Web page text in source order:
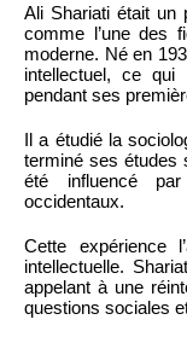
Ali Shariati était un
comme l’une des
moderne. Né en
intellectuel, ce
pendant ses
Il a étudié la
terminé ses études
été influencé
occidentaux.
Cette expérience
intellectuelle.
appelant à une
questions sociales